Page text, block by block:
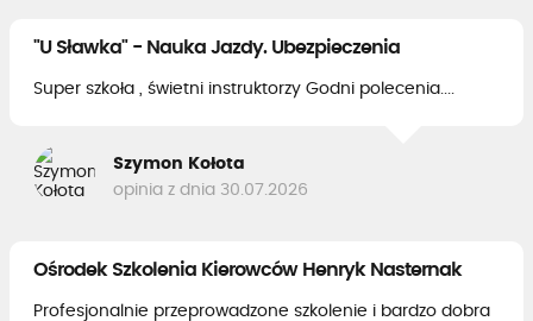
"U Sławka" - Nauka Jazdy. Ubezpieczenia
Super szkoła , świetni instruktorzy Godni polecenia....
Szymon Kołota
opinia z dnia 30.07.2026
Ośrodek Szkolenia Kierowców Henryk Nasternak
Profesjonalnie przeprowadzone szkolenie i bardzo dobra